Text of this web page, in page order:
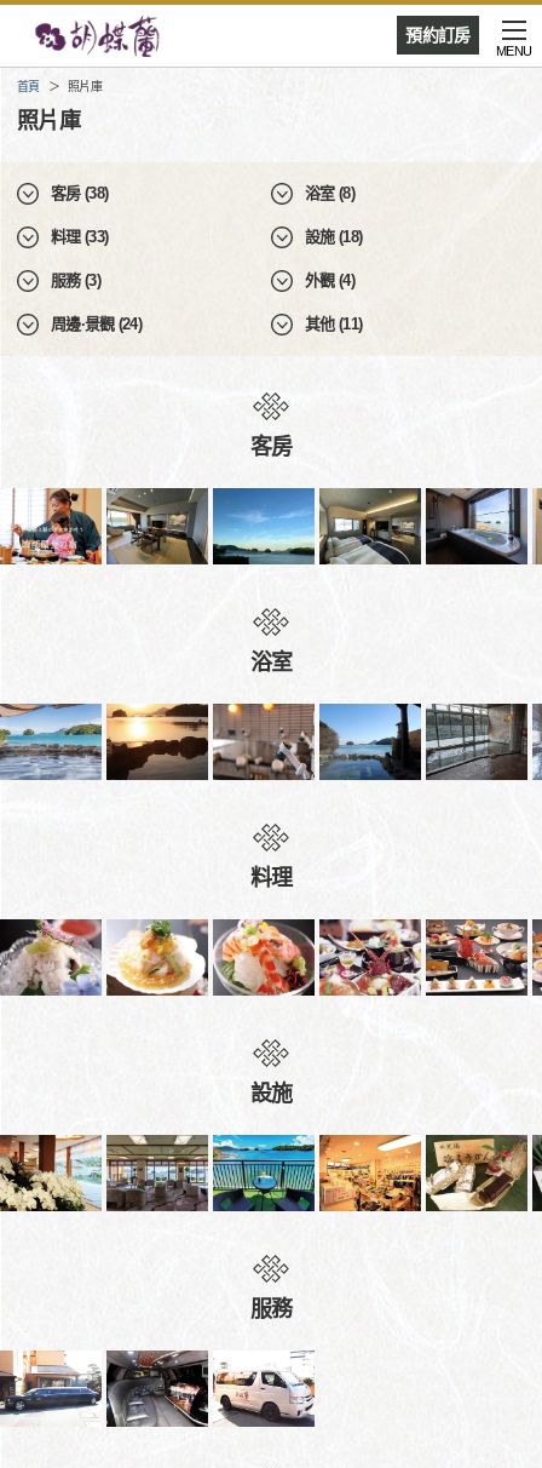
預約訂房
MENU
首頁 照片庫
照片庫
客房 (38) 浴室 (8)
料理 (33) 設施 (18)
服務 (3) 外觀 (4)
周邊·景觀 (24) 其他 (11)
客房
浴室
料理
設施
服務